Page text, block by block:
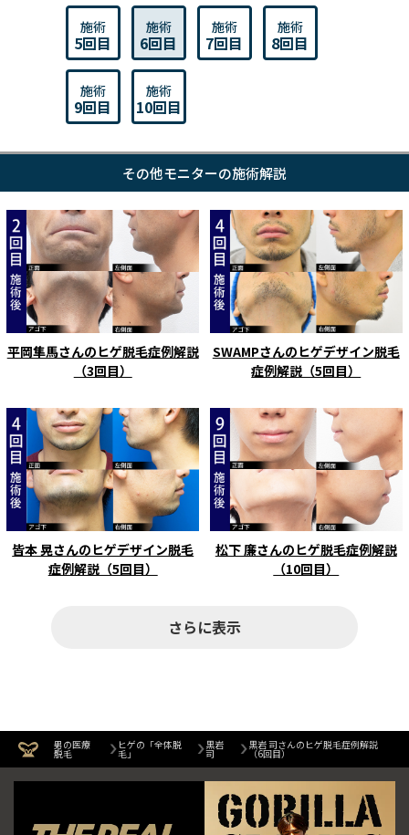
施術
5回目
施術
6回目
施術
7回目
施術
8回目
施術
9回目
施術
10回目
その他モニターの施術解説
平岡隼馬さんのヒゲ脱毛症例解説
（3回目）
SWAMPさんのヒゲデザイン脱毛
症例解説（5回目）
皆本 晃さんのヒゲデザイン脱毛
症例解説（5回目）
松下 廉さんのヒゲ脱毛症例解説
（10回目）
さらに表示
男の医療
脱毛
ヒゲの「全体脱
毛」
黒岩
司
黒岩 司さんのヒゲ脱毛症例解説
（6回目）